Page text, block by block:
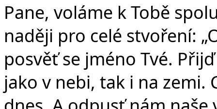
Pane, voláme k Tobě
naději pro celé stvoření:
posvěť se jméno Tvé.
jako v nebi, tak i na zemi.